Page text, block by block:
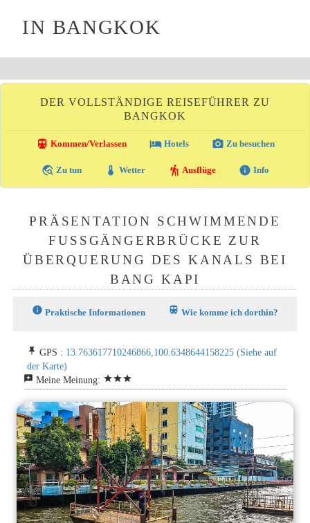
N BANGKOK
DER VOLLSTÄNDIGE REISEFÜHRER ZU
BANGKOK
directions_transit Kommen/Verlassen local_hotelHotels photo_camera Zu besuchen
travel_explore Zu tun thermostat Wetter hiking Ausflüge info Info
PRÄSENTATION SCHWIMMENDE
FUSSGÄNGERBRÜCKE ZUR Ü
BERQUERUNG DES KANALS BEI B
ANG KAPI
info Praktische Informationen train Wie komme ich dorthin?
push_pin GPS : 13.763617710246866,100.6348644158225 (Siehe auf
der Karte)
reviews Meine Meinung: starstarstar